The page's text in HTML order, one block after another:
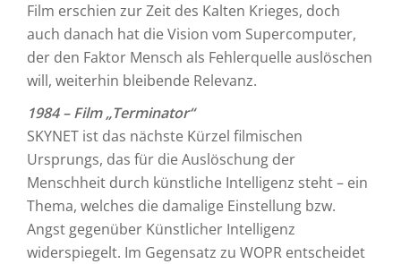
Film erschien zur Zeit des Kalten Krieges, doch
auch danach hat die Vision vom Supercomputer,
der den Faktor Mensch als Fehlerquelle auslöschen
will, weiterhin bleibende Relevanz.
1984 – Film „Terminator“
SKYNET ist das nächste Kürzel filmischen
Ursprungs, das für die Auslöschung der
Menschheit durch künstliche Intelligenz steht – ein
Thema, welches die damalige Einstellung bzw.
Angst gegenüber Künstlicher Intelligenz
widerspiegelt. Im Gegensatz zu WOPR entscheidet